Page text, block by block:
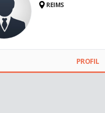
REIMS
PROFIL